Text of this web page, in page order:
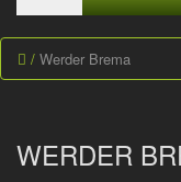
Werder Brema
WERDER